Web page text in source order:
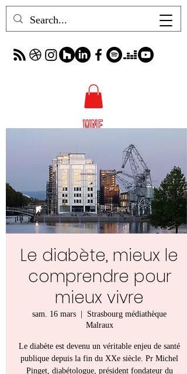
Le diabète, mieux le
comprendre pour
mieux vivre
sam. 16 mars
  |
Strasbourg médiathèque
Malraux
Le diabète est devenu un véritable enjeu de santé
publique depuis la fin du XXe siècle. Pr Michel
Pinget, diabétologue, président fondateur du